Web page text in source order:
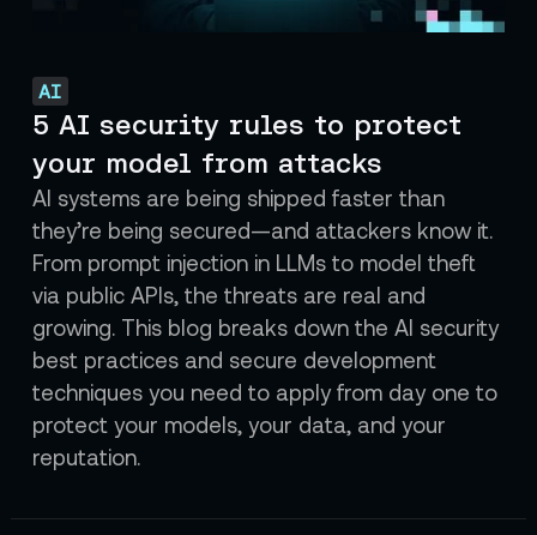
AI
5 AI security rules to protect
your model from attacks
AI systems are being shipped faster than
they’re being secured—and attackers know it.
From prompt injection in LLMs to model theft
via public APIs, the threats are real and
growing. This blog breaks down the AI security
best practices and secure development
techniques you need to apply from day one to
protect your models, your data, and your
reputation.